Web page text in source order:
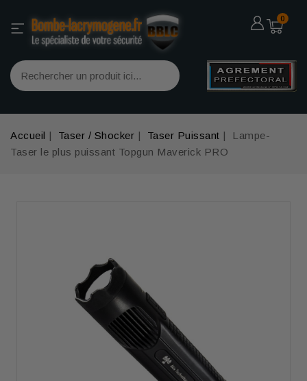
0
Accueil Taser / Shocker Taser Puissant
Lampe-
Taser le plus puissant Topgun Maverick PRO